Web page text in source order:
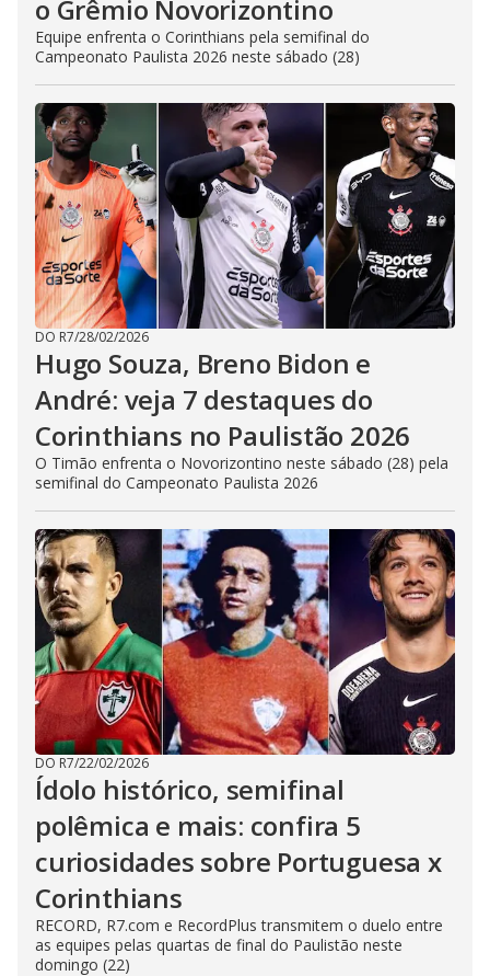
o Grêmio Novorizontino
Equipe enfrenta o Corinthians pela semifinal do
Campeonato Paulista 2026 neste sábado (28)
DO R7/28/02/2026
Hugo Souza, Breno Bidon e
André: veja 7 destaques do
Corinthians no Paulistão 2026
O Timão enfrenta o Novorizontino neste sábado (28) pela
semifinal do Campeonato Paulista 2026
DO R7/22/02/2026
Ídolo histórico, semifinal
polêmica e mais: confira 5
curiosidades sobre Portuguesa x
Corinthians
RECORD, R7.com e RecordPlus transmitem o duelo entre
as equipes pelas quartas de final do Paulistão neste
domingo (22)